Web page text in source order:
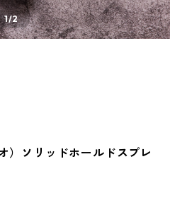
1/2
）ソリッドホールドスプレ